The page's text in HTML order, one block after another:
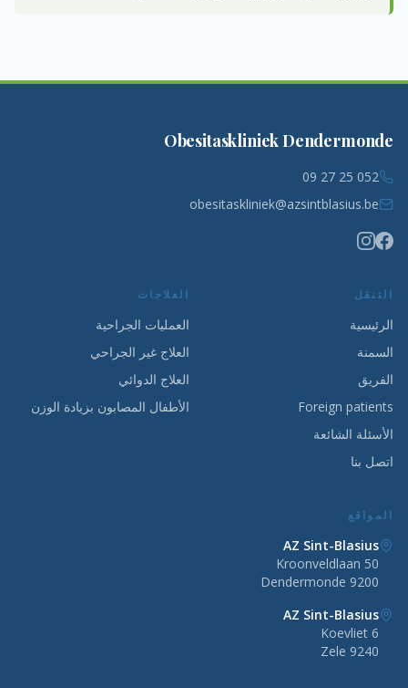
Obesitaskliniek Dendermonde
052 25 27 09
obesitaskliniek@azsintblasius.be
التنقل
الرئيسية
السمنة
الفريق
Foreign patients
الأسئلة الشائعة
اتصل بنا
العلاجات
العمليات الجراحية
العلاج غير الجراحي
العلاج الدوائي
الأطفال المصابون بزيادة الوزن
المواقع
AZ Sint-Blasius
Kroonveldlaan 50
9200 Dendermonde
AZ Sint-Blasius
Koevliet 6
9240 Zele